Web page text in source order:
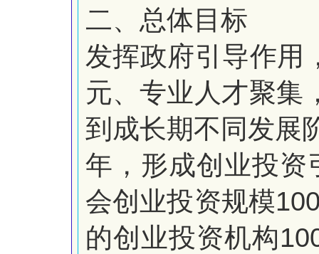
二、总体目标
发挥政府引导作用
元、 专业人才聚集
到成长期不同发展
年，形成创业投资
会创业投资规模
的创业投资机构